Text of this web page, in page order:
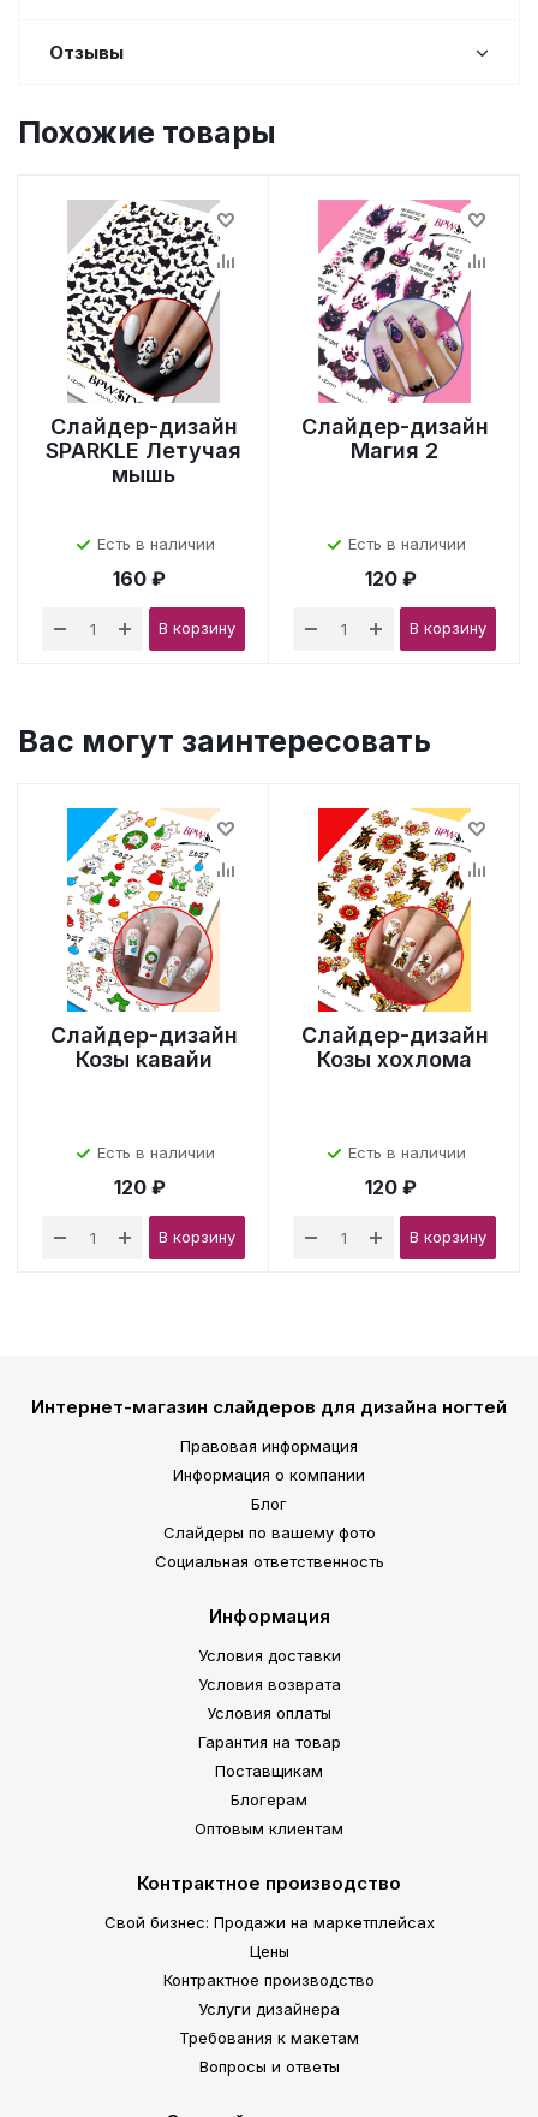
Отзывы
Похожие товары
Слайдер-дизайн
SPARKLE Летучая
мышь
Есть в наличии
160 ₽
В корзину
Слайдер-дизайн
Магия 2
Есть в наличии
120 ₽
В корзину
Вас могут заинтересовать
Слайдер-дизайн
Козы кавайи
Есть в наличии
120 ₽
В корзину
Слайдер-дизайн
Козы хохлома
Есть в наличии
120 ₽
В корзину
Интернет-магазин слайдеров для дизайна ногтей
Правовая информация
Информация о компании
Блог
Слайдеры по вашему фото
Социальная ответственность
Информация
Условия доставки
Условия возврата
Условия оплаты
Гарантия на товар
Поставщикам
Блогерам
Оптовым клиентам
Контрактное производство
Свой бизнес: Продажи на маркетплейсах
Цены
Контрактное производство
Услуги дизайнера
Требования к макетам
Вопросы и ответы